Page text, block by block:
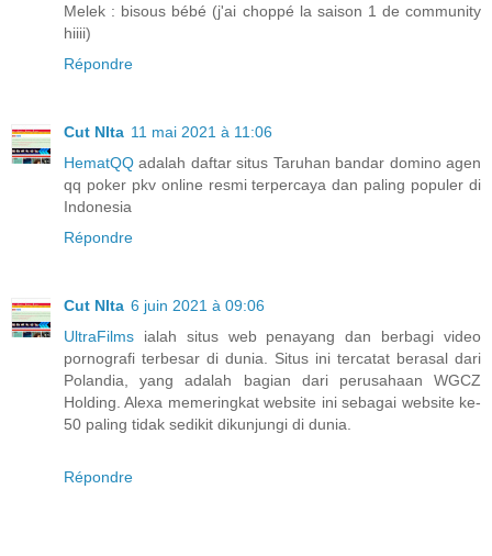
Melek : bisous bébé (j'ai choppé la saison 1 de community
hiiii)
Répondre
Cut NIta 11 mai 2021 à 11:06
HematQQadalah daftar situs Taruhan bandar domino agen
qq poker pkv online resmi terpercaya dan paling populer di
Indonesia
Répondre
Cut NIta 6 juin 2021 à 09:06
UltraFilms ialah situs web penayang dan berbagi video
pornografi terbesar di dunia. Situs ini tercatat berasal dari
Polandia, yang adalah bagian dari perusahaan WGCZ
Holding. Alexa memeringkat website ini sebagai website ke-
50 paling tidak sedikit dikunjungi di dunia.
Répondre